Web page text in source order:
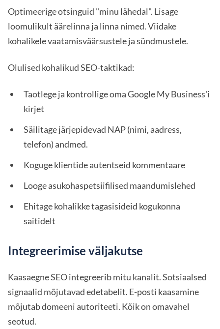
Optimeerige otsinguid "minu lähedal". Lisage
loomulikult äärelinna ja linna nimed. Viidake
kohalikele vaatamisväärsustele ja sündmustele.
Olulised kohalikud SEO-taktikad:
Taotlege ja kontrollige oma Google My Business'i
kirjet
Säilitage järjepidevad NAP (nimi, aadress,
telefon) andmed.
Koguge klientide autentseid kommentaare
Looge asukohaspetsiifilised maandumislehed
Ehitage kohalikke tagasisideid kogukonna
saitidelt
Integreerimise väljakutse
Kaasaegne SEO integreerib mitu kanalit. Sotsiaalsed
signaalid mõjutavad edetabelit. E-posti kaasamine
mõjutab domeeni autoriteeti. Kõik on omavahel
seotud.